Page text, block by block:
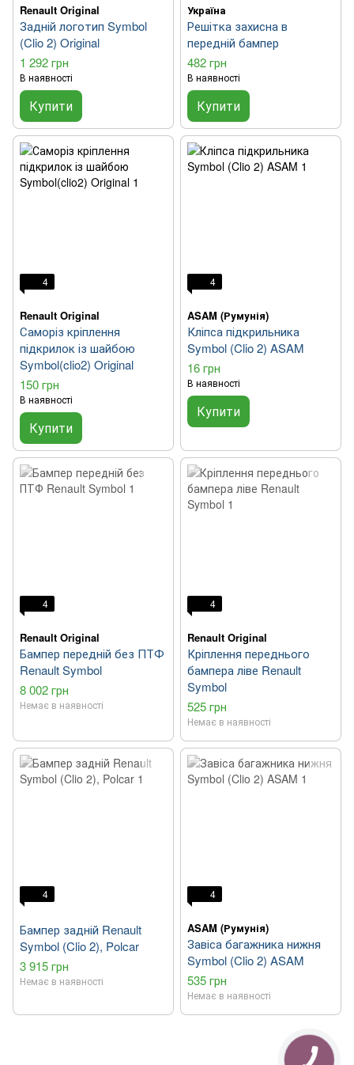
Renault Original
Задній логотип Symbol
(Clio 2) Original
1 292 грн
В наявності
Купити
Україна
Решітка захисна в
передній бампер
482 грн
В наявності
Купити
4
Renault Original
Саморіз кріплення
підкрилок із шайбою
Symbol(clio2) Original
150 грн
В наявності
Купити
4
ASAM (Румунія)
Кліпса підкрильника
Symbol (Clio 2) ASAM
16 грн
В наявності
Купити
4
Renault Original
Бампер передній без ПТФ
Renault Symbol
8 002 грн
Немає в наявності
4
Renault Original
Кріплення переднього
бампера ліве Renault
Symbol
525 грн
Немає в наявності
4
Бампер задній Renault
Symbol (Clio 2), Polcar
3 915 грн
Немає в наявності
4
ASAM (Румунія)
Завіса багажника нижня
Symbol (Clio 2) ASAM
535 грн
Немає в наявності